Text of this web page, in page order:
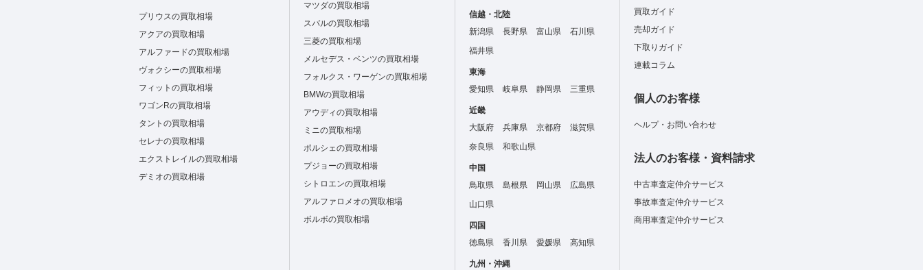
プリウスの買取相場
アクアの買取相場
アルファードの買取相場
ヴォクシーの買取相場
フィットの買取相場
ワゴンRの買取相場
タントの買取相場
セレナの買取相場
エクストレイルの買取相場
デミオの買取相場
マツダの買取相場
スバルの買取相場
三菱の買取相場
メルセデス・ベンツの買取相場
フォルクス・ワーゲンの買取相場
BMWの買取相場
アウディの買取相場
ミニの買取相場
ポルシェの買取相場
プジョーの買取相場
シトロエンの買取相場
アルファロメオの買取相場
ボルボの買取相場
信越・北陸
新潟県
長野県 富山県
石川県
福井県
東海
愛知県
岐阜県 静岡県 三重県
近畿
大阪府
兵庫県 京都府
滋賀県
奈良県
和歌山県
中国
鳥取県
島根県 岡山県
広島県
山口県
四国
徳島県
香川県 愛媛県 高知県
九州・沖縄
買取ガイド
売却ガイド
下取りガイド
連載コラム
個人のお客様
ヘルプ・お問い合わせ
法人のお客様・資料請求
中古車査定仲介サービス
事故車査定仲介サービス
商用車査定仲介サービス